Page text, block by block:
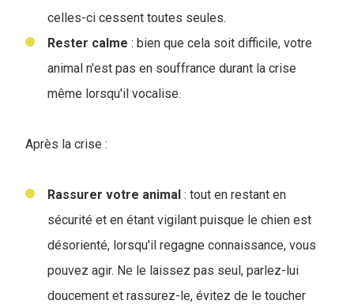
celles-ci cessent toutes seules.
Rester calme : bien que cela soit difficile, votre
animal n'est pas en souffrance durant la crise
même lorsqu'il vocalise.
Après la crise :
Rassurer votre animal : tout en restant en
sécurité et en étant vigilant puisque le chien est
désorienté, lorsqu'il regagne connaissance, vous
pouvez agir. Ne le laissez pas seul, parlez-lui
doucement et rassurez-le, évitez de le toucher